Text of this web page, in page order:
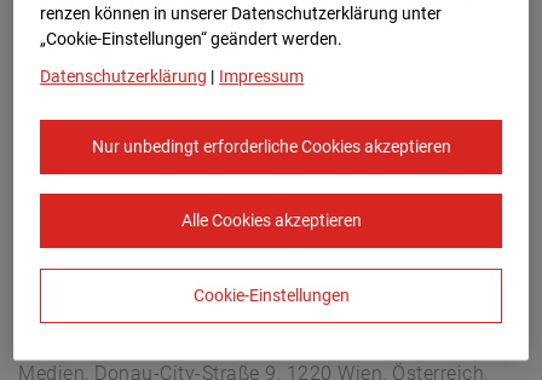
Medien, Donau-City-Straße 9, 1220 Wien, Österreich,
renzen können in unserer Datenschutzerklärung unter
„Cookie-Einstellungen“ geändert werden.
Datenschutzerklärung | Impressum
Nur unbedingt erforderliche Cookies akzeptieren
Alle Cookies akzeptieren
Cookie-Einstellungen